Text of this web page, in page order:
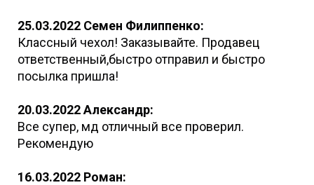
25.03.2022 Семен Филиппенко:
Классный чехол! Заказывайте. Продавец
ответственный,быстро отправил и быстро
посылка пришла!
20.03.2022 Александр:
Все супер, мд отличный все проверил.
Рекомендую
16.03.2022 Роман: